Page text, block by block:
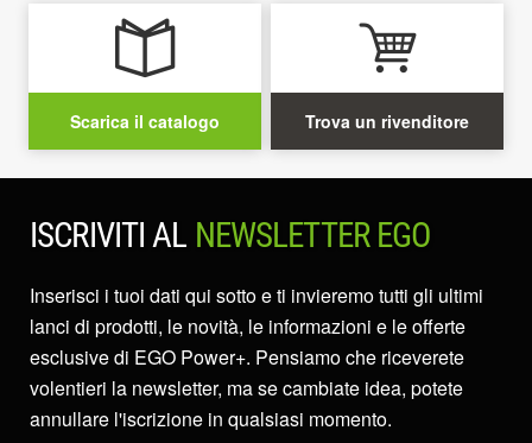
Scarica il catalogo Trova un rivenditore
ISCRIVITI AL NEWSLETTER EGO
Inserisci i tuoi dati qui sotto e ti invieremo tutti gli ultimi
lanci di prodotti, le novità, le informazioni e le offerte
esclusive di EGO Power+. Pensiamo che riceverete
volentieri la newsletter, ma se cambiate idea, potete
annullare l'iscrizione in qualsiasi momento.